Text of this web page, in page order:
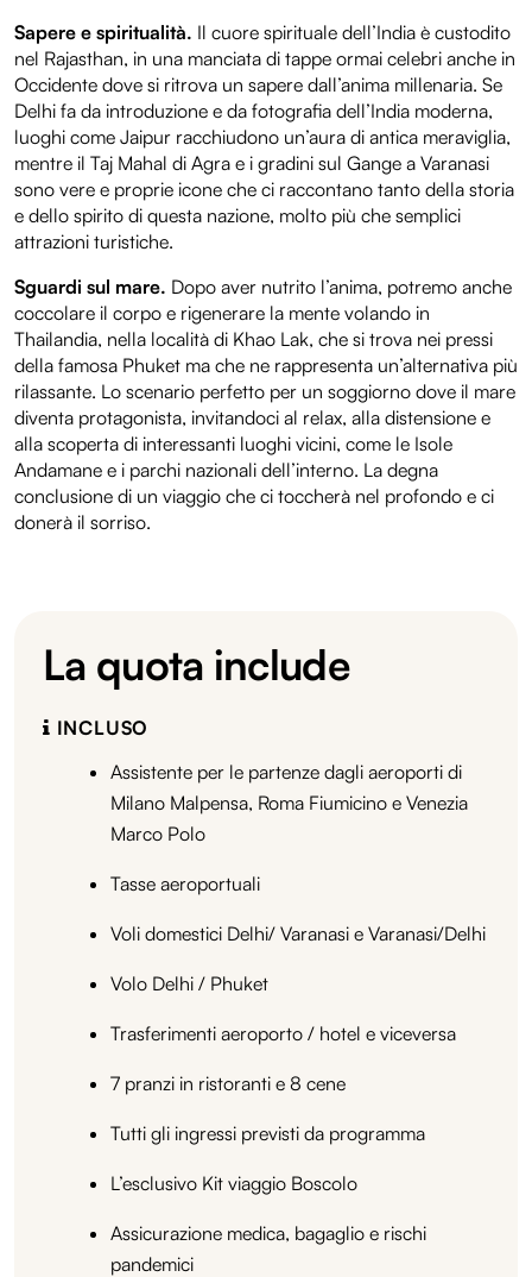
Sapere e spiritualità. Il cuore spirituale dell’India è custodito
nel Rajasthan, in una manciata di tappe ormai celebri anche in
Occidente dove si ritrova un sapere dall’anima millenaria. Se
Delhi fa da introduzione e da fotografia dell’India moderna,
luoghi come Jaipur racchiudono un’aura di antica meraviglia,
mentre il Taj Mahal di Agra e i gradini sul Gange a Varanasi
sono vere e proprie icone che ci raccontano tanto della storia
e dello spirito di questa nazione, molto più che semplici
attrazioni turistiche.
Sguardi sul mare. Dopo aver nutrito l’anima, potremo anche
coccolare il corpo e rigenerare la mente volando in
Thailandia, nella località di Khao Lak, che si trova nei pressi
della famosa Phuket ma che ne rappresenta un’alternativa più
rilassante. Lo scenario perfetto per un soggiorno dove il mare
diventa protagonista, invitandoci al relax, alla distensione e
alla scoperta di interessanti luoghi vicini, come le Isole
Andamane e i parchi nazionali dell’interno. La degna
conclusione di un viaggio che ci toccherà nel profondo e ci
donerà il sorriso.
La quota include
INCLUSO
Assistente per le partenze dagli aeroporti di
Milano Malpensa, Roma Fiumicino e Venezia
Marco Polo
Tasse aeroportuali
Voli domestici Delhi/ Varanasi e Varanasi/Delhi
Volo Delhi / Phuket
Trasferimenti aeroporto / hotel e viceversa
7 pranzi in ristoranti e 8 cene
Tutti gli ingressi previsti da programma
L’esclusivo Kit viaggio Boscolo
Assicurazione medica, bagaglio e rischi
pandemici